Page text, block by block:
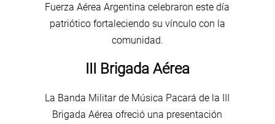
Fuerza Aérea Argentina celebraron este día
patriótico fortaleciendo su vínculo con la
comunidad.
III Brigada Aérea
La Banda Militar de Música Pacará de la III
Brigada Aérea ofreció una presentación